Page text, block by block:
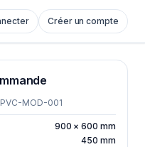
Créer un compte
MOD-001
900 ×600 mm
450 mm